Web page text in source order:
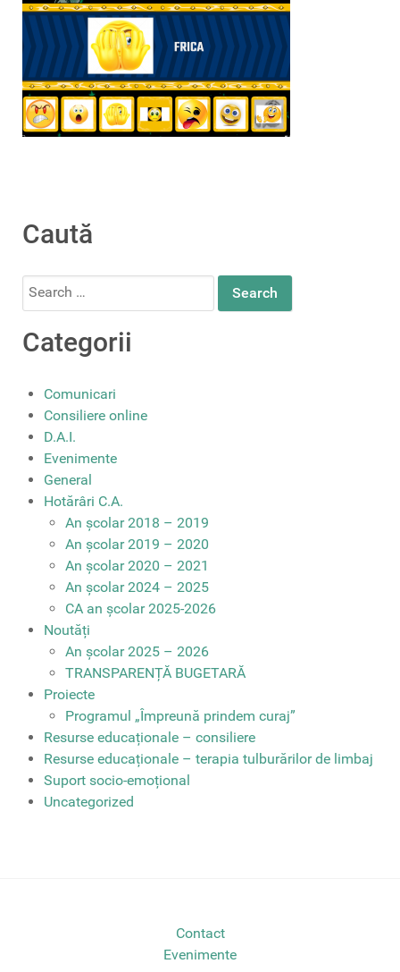
Caută
Search
Categorii
Comunicari
Consiliere online
D.A.I.
Evenimente
General
Hotărâri C.A.
An școlar 2018 – 2019
An școlar 2019 – 2020
An școlar 2020 – 2021
An școlar 2024 – 2025
CA an școlar 2025-2026
Noutăți
An școlar 2025 – 2026
TRANSPARENȚĂ BUGETARĂ
Proiecte
Programul „Împreună prindem curaj”
Resurse educaționale – consiliere
Resurse educaționale – terapia tulburărilor de limbaj
Suport socio-emoțional
Uncategorized
Contact
Evenimente